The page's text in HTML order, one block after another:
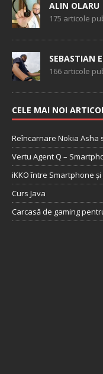
ALIN OLARU
175 articole
SEBASTIAN
166 articole
CELE MAI NOI
Reîncarnare Nokia Asha
Vertu Agent Q –
iKKO între Smartphone
Curs Java
Carcasă de gaming